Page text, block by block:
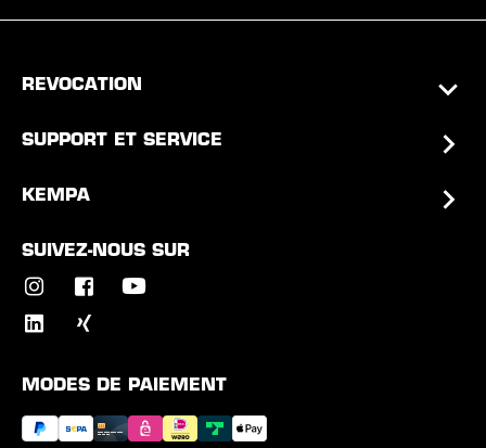
REVOCATION
SUPPORT ET SERVICE
KEMPA
SUIVEZ-NOUS SUR
MODES DE PAIEMENT